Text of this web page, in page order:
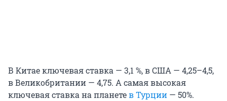
В Китае ключевая ставка — 3,1 %, в США — 4,25–4,5,
в Великобритании — 4,75. А самая высокая
ключевая ставка на планетев Турции — 50%.